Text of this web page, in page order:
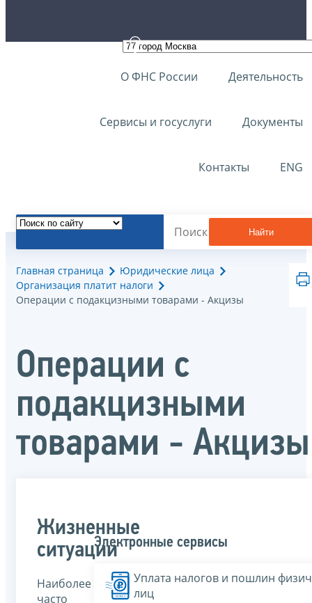
О ФНС России Деятельность
Сервисы и госуслуги Документы
Контакты ENG
Найти
Главная страница
Юридические лица
Организация платит налоги
Операции с подакцизными товарами - Акцизы
Операции с
подакцизными
товарами - Акцизы
Жизненные
ситуации
Наиболее
часто
Электронные сервисы
Уплата налогов и пошлин
лиц